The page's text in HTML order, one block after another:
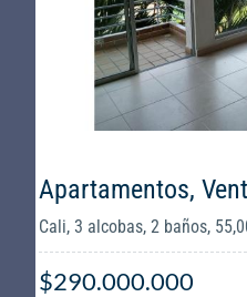
Apartamentos,
Cali, 3 alcobas, 2 baños,
$290.000.000